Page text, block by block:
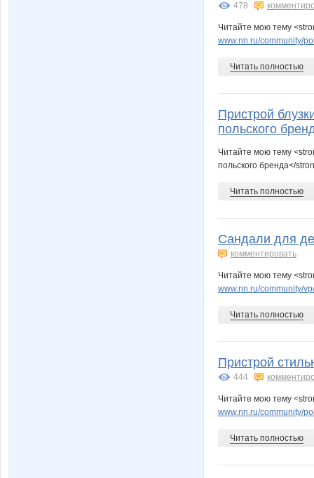
478
Читайте мою тему
www.nn.ru/community/
Читать полностью
Пристрой
польского
Читайте мою тему
польского бренда</
Читать полностью
Сандали для
комментировать
Читайте мою тему
www.nn.ru/community/
Читать полностью
Пристрой
444
Читайте мою тему
www.nn.ru/community/
Читать полностью